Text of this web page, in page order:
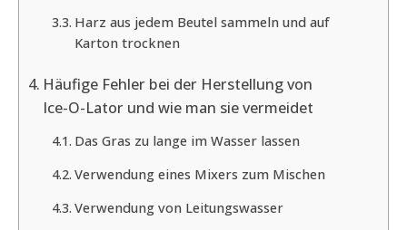
Harz aus jedem Beutel sammeln und auf
Karton trocknen
Häufige Fehler bei der Herstellung von
Ice-O-Lator und wie man sie vermeidet
Das Gras zu lange im Wasser lassen
Verwendung eines Mixers zum Mischen
Verwendung von Leitungswasser